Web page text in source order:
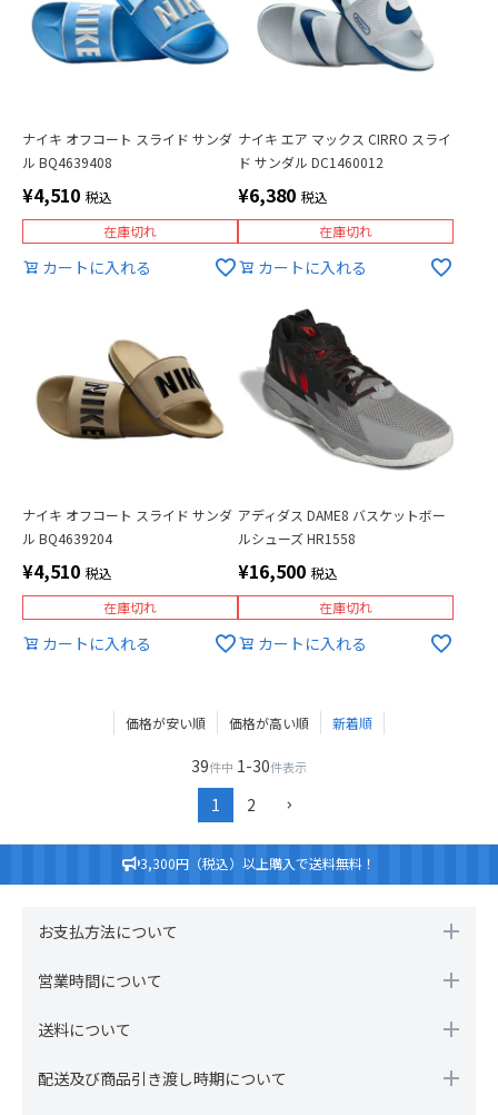
ナイキ オフコート スライド サンダ
ル BQ4639408
¥4,510 税込
在庫切れ
カートに入れる
ナイキ エア マックス CIRRO スライ
ド サンダル DC1460012
¥6,380 税込
在庫切れ
カートに入れる
ナイキ オフコート スライド サンダ
ル BQ4639204
¥4,510 税込
在庫切れ
カートに入れる
アディダス DAME8 バスケットボー
ルシューズ HR1558
¥16,500 税込
在庫切れ
カートに入れる
価格が安い順 価格が高い順 新着順
39件中 1-30件表示
1 2
3,300円（税込）以上購入で送料無料！
お支払方法について
営業時間について
送料について
配送及び商品引き渡し時期について